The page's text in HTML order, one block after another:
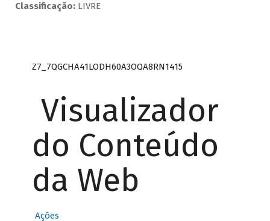
Classificação:LIVRE
Z7_7QGCHA41LODH60A3OQA8RN1415
Visualizador
do Conteúdo
da Web
Ações